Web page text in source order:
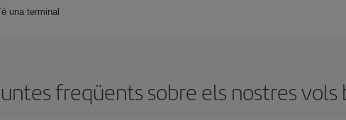
una terminal
freqüents sobre els nostres vols